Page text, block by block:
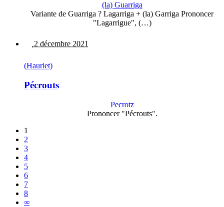
(la) Guarriga
Variante de Guarriga ? Lagarriga + (la) Garriga Prononcer
"Lagarrigue", (…)
2 décembre 2021
(Hauriet)
Pécrouts
Pecrotz
Prononcer "Pécrouts".
1
2
3
4
5
6
7
8
∞